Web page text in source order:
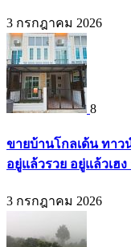
3 กรกฎาคม 2026
8
ขายบ้านโกลเด้น ทา
อยู่แล้วรวย อยู่แล้วเฮง
3 กรกฎาคม 2026